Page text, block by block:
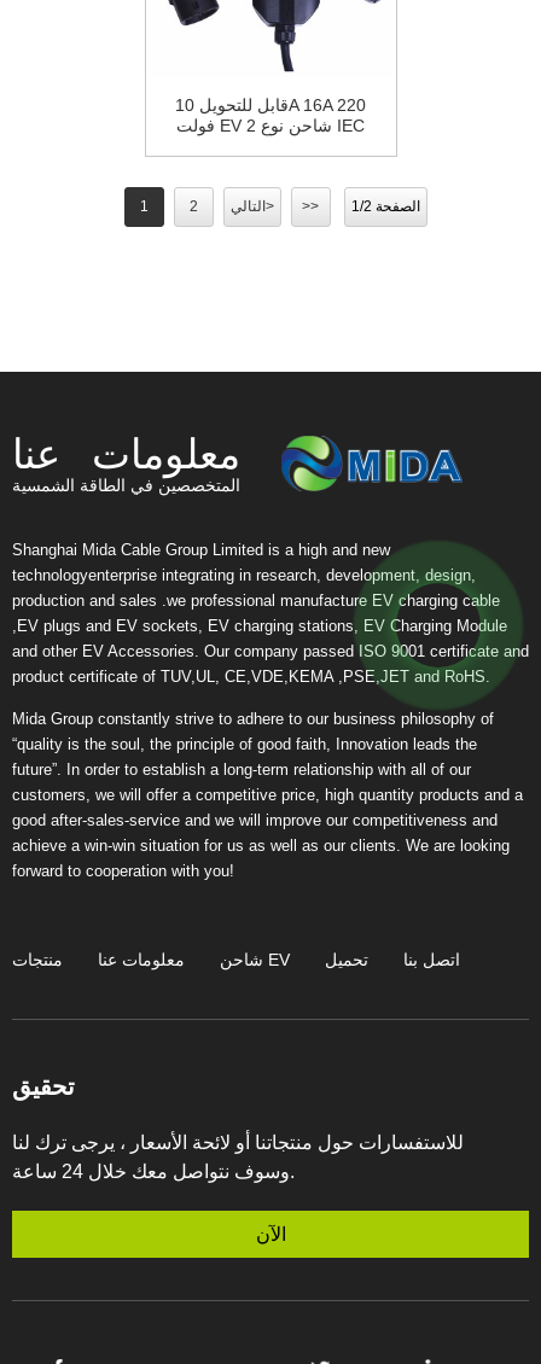
قابل للتحويل 10A 16A 220
فولت EV شاحن نوع 2 IEC
للمركبات الكهربائية
1 2 التالي> >> الصفحة 1/2
معلومات عنا
المتخصصين في الطاقة الشمسية
Shanghai Mida Cable Group Limited is a high and new
technologyenterprise integrating in research, development, design,
production and sales .we professional manufacture EV charging cable
,EV plugs and EV sockets, EV charging stations, EV Charging Module
and other EV Accessories. Our company passed ISO 9001 certificate and
product certificate of TUV,UL, CE,VDE,KEMA ,PSE,JET and RoHS.
Mida Group constantly strive to adhere to our business philosophy of
“quality is the soul, the principle of good faith, Innovation leads the
future”. In order to establish a long-term relationship with all of our
customers, we will offer a competitive price, high quantity products and a
good after-sales-service and we will improve our competitiveness and
achieve a win-win situation for us as well as our clients. We are looking
forward to cooperation with you!
منتجات معلومات عنا شاحن EV تحميل اتصل بنا
تحقيق
للاستفسارات حول منتجاتنا أو لائحة الأسعار ، يرجى ترك لنا
وسوف نتواصل معك خلال 24 ساعة.
الآن